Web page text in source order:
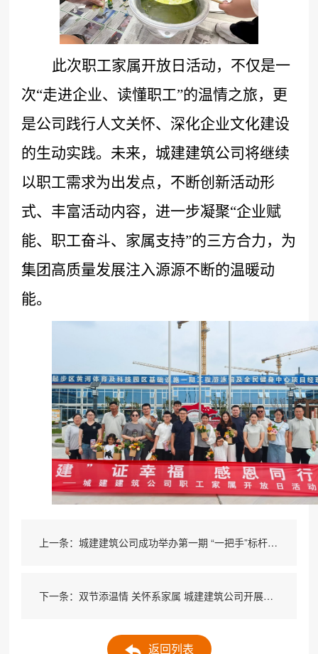
此次职工家属开放日活动，不仅是一
次“走进企业、读懂职工”的温情之旅，更
是公司践行人文关怀、深化企业文化建设
的生动实践。未来，城建建筑公司将继续
以职工需求为出发点，不断创新活动形
式、丰富活动内容，进一步凝聚“企业赋
能、职工奋斗、家属支持”的三方合力，为
集团高质量发展注入源源不断的温暖动
能。
上一条：城建建筑公司成功举办第一期 “一把手”标杆上讲台培训
下一条：双节添温情 关怀系家属 城建建筑公司开展驻外职工家属及新员工家属慰问活动
返回列表